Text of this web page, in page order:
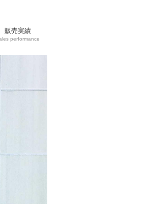
販売実績
performance